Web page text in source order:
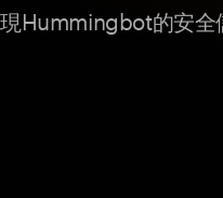
Hummingbot的安全